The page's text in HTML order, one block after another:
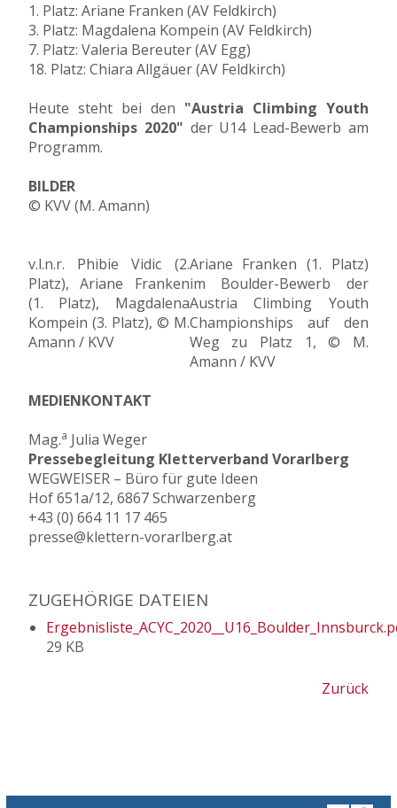
1. Platz: Ariane Franken (AV Feldkirch)
3. Platz: Magdalena Kompein (AV Feldkirch)
7. Platz: Valeria Bereuter (AV Egg)
18. Platz: Chiara Allgäuer (AV Feldkirch)
Heute steht bei den "Austria Climbing Youth
Championships 2020" der U14 Lead-Bewerb am
Programm.
BILDER
© KVV (M. Amann)
v.l.n.r. Phibie Vidic (2.
Platz), Ariane Franken
(1. Platz), Magdalena
Kompein (3. Platz), © M.
Amann / KVV
Ariane Franken (1. Platz)
im Boulder-Bewerb der
Austria Climbing Youth
Championships auf den
Weg zu Platz 1, © M.
Amann / KVV
MEDIENKONTAKT
Mag.a Julia Weger
Pressebegleitung Kletterverband Vorarlberg
WEGWEISER – Büro für gute Ideen
Hof 651a/12, 6867 Schwarzenberg
+43 (0) 664 11 17 465
presse@klettern-vorarlberg.at
ZUGEHÖRIGE DATEIEN
29 KB
Zurück